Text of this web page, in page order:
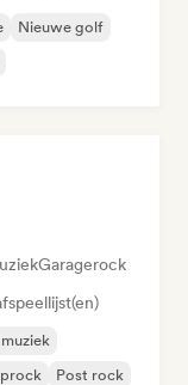
Nieuwe golf
Garagerock
Post rock